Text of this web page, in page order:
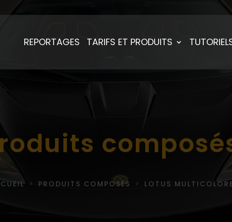
REPORTAGES TARIFS ET PRODUITS
PRODUITS COMPOSÉS LOTUS